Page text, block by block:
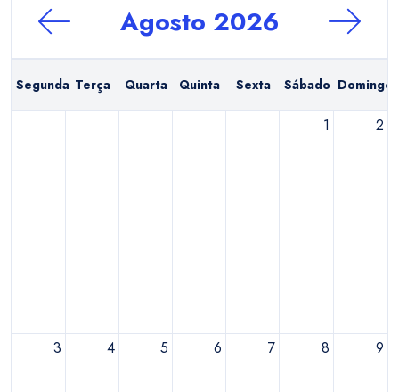
Agosto 2026
Segunda Terça Quarta Quinta Sexta Sábado Domingo
1 2
3 4 5 6 7 8 9